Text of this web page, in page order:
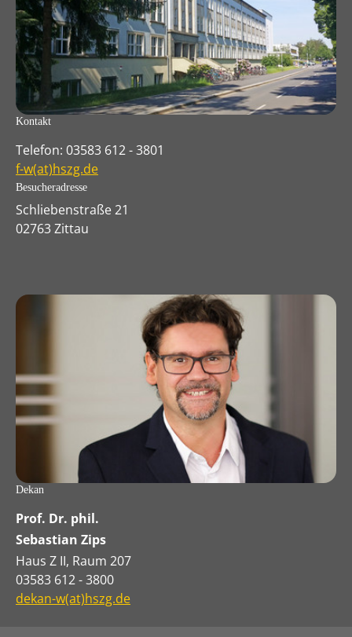
Kontakt
Telefon: 03583 612 - 3801
f-w(at)hszg.de
Besucheradresse
Schliebenstraße 21
02763 Zittau
Dekan
Prof. Dr. phil.
Sebastian Zips
Haus Z II, Raum 207
03583 612 - 3800
dekan-w(at)hszg.de